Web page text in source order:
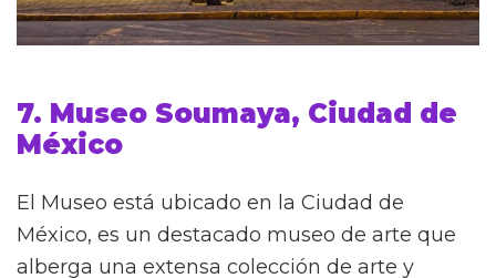
7. Museo Soumaya, Ciudad de
México
El Museo está ubicado en la Ciudad de
México, es un destacado museo de arte que
alberga una extensa colección de arte y